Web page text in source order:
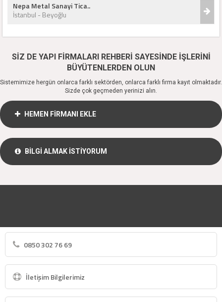
Nepa Metal Sanayi Tica..
İstanbul - Beyoğlu
SİZ DE YAPI FİRMALARI REHBERİ SAYESİNDE İŞLERİNİ
BÜYÜTENLERDEN OLUN
Sistemimize hergün onlarca farklı sektörden, onlarca farklı firma kayıt olmaktadır.
Sizde çok geçmeden yerinizi alın.
HEMEN FİRMANI EKLE
BİLGİ ALMAK İSTİYORUM
0850 302 76 69
İletişim Bilgilerimiz